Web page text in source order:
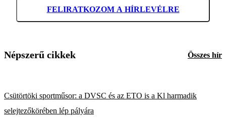
FELIRATKOZOM A HÍRLEVÉLRE
Népszerű cikkek Összes hír
Csütörtöki sportműsor: a DVSC és az ETO is a Kl harmadik
selejtezőkörében lép pályára